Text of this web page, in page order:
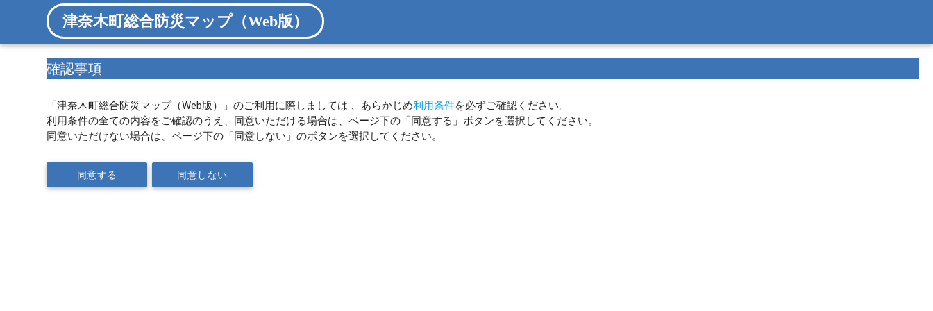
津奈木町総合防災マップ（Web版）
確認事項
「津奈木町総合防災マップ（Web版）」のご利用に際しましては 、あらかじめ利用条件を必ずご確認ください。
利用条件の全ての内容をご確認のうえ、同意いただける場合は、ページ下の「同意する」ボタンを選択してください。
同意いただけない場合は、ページ下の「同意しない」のボタンを選択してください。
同意する 同意しない